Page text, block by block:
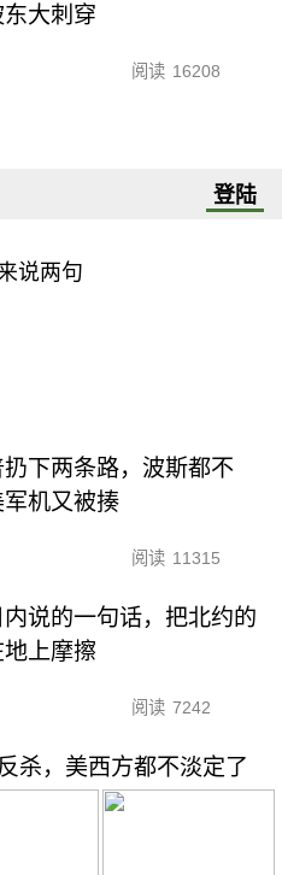
大刺穿
阅读 16208
登陆
说两句
下两条路，波斯都不
军机又被揍
阅读 11315
说的一句话，把北约的
上摩擦
阅读 7242
杀，美西方都不淡定了